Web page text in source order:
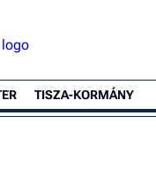
TISZA-KORMÁNY